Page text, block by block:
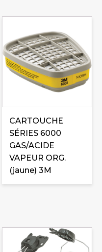
CARTOUCHE
SÉRIES 6000
GAS/ACIDE
VAPEUR ORG.
(jaune) 3M